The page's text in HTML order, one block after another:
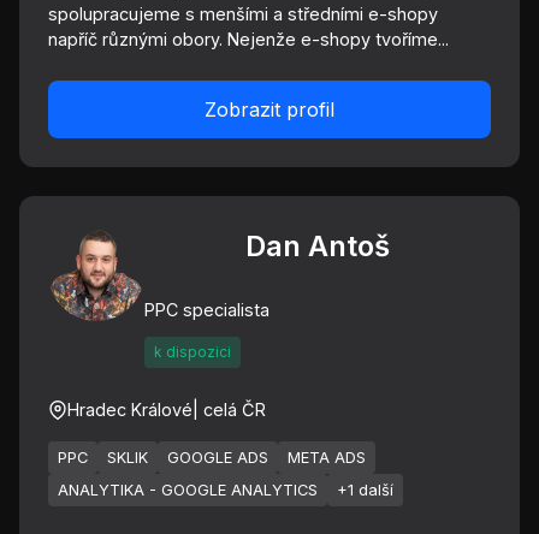
spolupracujeme s menšími a středními e-shopy
napříč různými obory. Nejenže e-shopy tvoříme...
Zobrazit profil
Dan Antoš
PPC specialista
k dispozici
Hradec Králové | celá ČR
PPC SKLIK GOOGLE ADS
META ADS
ANALYTIKA - GOOGLE ANALYTICS
+1 další